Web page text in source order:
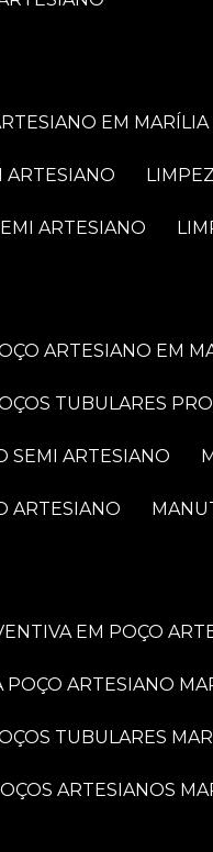
EM MARÍLIA
ARTESIANO
ARTESIANO
ARTESIANO EM
TUBULARES
SEMI ARTESIANO
ARTESIANO
EM POÇO
POÇO ARTESIANO
TUBULARES
ARTESIANOS